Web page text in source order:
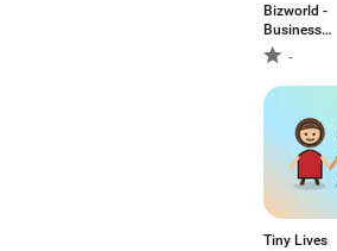
Bizworld -
Business
Simulator
-
Tiny Lives